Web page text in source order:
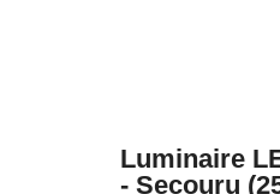
Luminaire
- Secouru